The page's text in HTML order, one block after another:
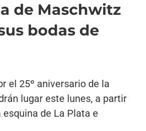
de Maschwitz
bodas de
el 25º aniversario de la
lugar este lunes, a partir
esquina de La Plata e